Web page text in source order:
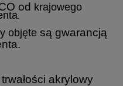
od krajowego
objęte są gwarancją
akrylowy